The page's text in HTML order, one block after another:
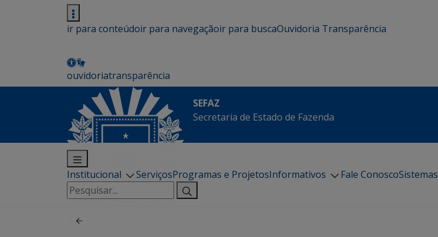
ir para conteúdoir para navegaçãoir para buscaOuvidoria Transparência
ouvidoriatransparência
SEFAZ
Secretaria de Estado de Fazenda
Institucional ServiçosProgramas e ProjetosInformativos Fale ConoscoSistemas
Pesquisar
por: